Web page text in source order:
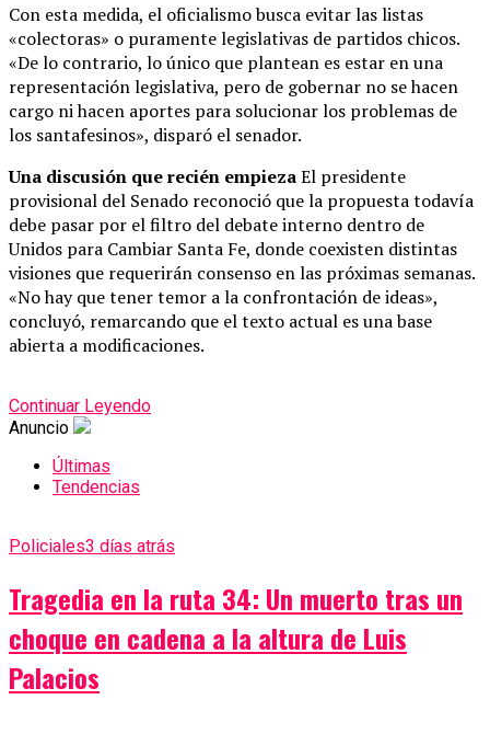
Con esta medida, el oficialismo busca evitar las listas
«colectoras» o puramente legislativas de partidos chicos.
«De lo contrario, lo único que plantean es estar en una
representación legislativa, pero de gobernar no se hacen
cargo ni hacen aportes para solucionar los problemas de
los santafesinos», disparó el senador.
Una discusión que recién empiezaEl presidente
provisional del Senado reconoció que la propuesta todavía
debe pasar por el filtro del debate interno dentro de
Unidos para Cambiar Santa Fe, donde coexisten distintas
visiones que requerirán consenso en las próximas semanas.
«No hay que tener temor a la confrontación de ideas»,
concluyó, remarcando que el texto actual es una base
abierta a modificaciones.
Continuar Leyendo
Anuncio
Últimas
Tendencias
Policiales3 días atrás
Tragedia en la ruta 34: Un muerto tras un
choque en cadena a la altura de Luis
Palacios